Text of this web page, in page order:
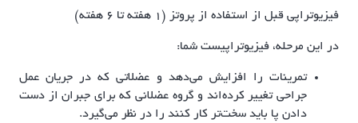
فیزیوتراپی قبل از استفاده از پروتز (1 هفته تا 6 هفته)
در این مرحله، فیزیوتراپیست شما:
تمرینات را افزایش می‌دهد و عضلاتی که در جریان عمل
جراحی تغییر کرده‌اند و گروه عضلانی که برای جبران از دست
دادن پا باید سخت‌تر کار کنند را در نظر می‌گیرد.